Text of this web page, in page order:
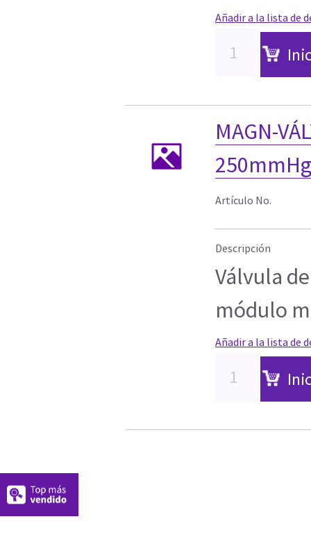
Añadir a la lista de
MAGN-
Artículo No.
Descripción
Válvula
módulo
Añadir a la lista de